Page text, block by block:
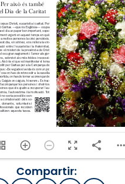
Compartir: